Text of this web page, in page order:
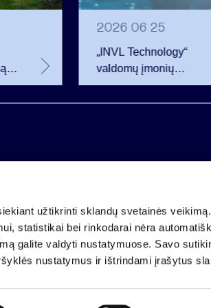
užtikrinti sklandų svetainės
statistikai bei rinkodarai nėra
galite valdyti nustatymuose. Savo
nustatymus ir ištrindami įrašytus
–
2026 06 25
„INVL Technology“
valdomų įmonių
darbuotojai realizavo
opcionus ir tapo
Įmonės kodas 121304349
PVM mokėtojo kodas LT213043414
Įregistruota VĮ Registrų centras
A.s. LT25 4010 0424 0124 2013